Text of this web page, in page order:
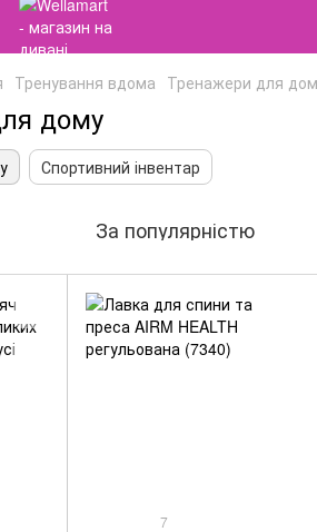
Тренування вдома Тренажери для
дому
Спортивний інвентар
За популярністю
7